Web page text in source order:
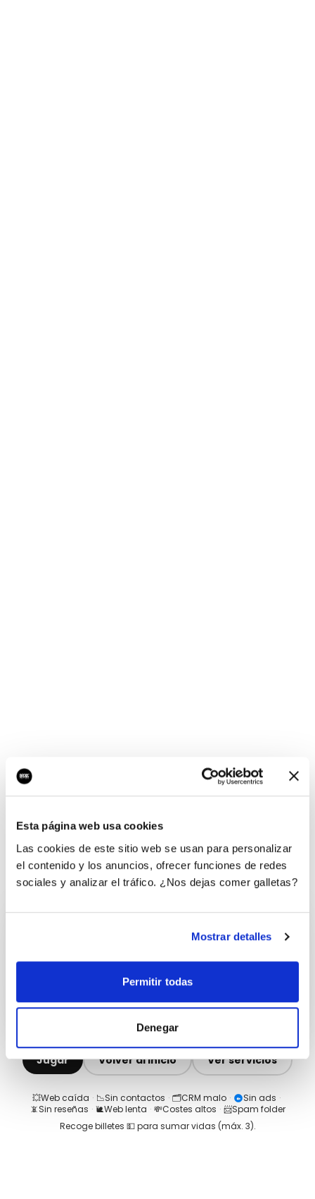
Esta página web usa cookies
Las cookies de este sitio web se usan para personalizar
el contenido y los anuncios, ofrecer funciones de redes
sociales y analizar el tráfico. ¿Nos dejas comer galletas?
Mostrar detalles
Permitir todas
Denegar
¡Ups, no hay nada por
aquí!
¿Quieres jugar al juego del empresario?
Jugar Volver al inicio Ver servicios
💥Web caída · 📉Sin contactos · 🗂️CRM malo · Sin ads ·
📵Sin reseñas · 🐌Web lenta · 💸Costes altos · 📨Spam folder
Recoge billetes 💵 para sumar vidas (máx. 3).